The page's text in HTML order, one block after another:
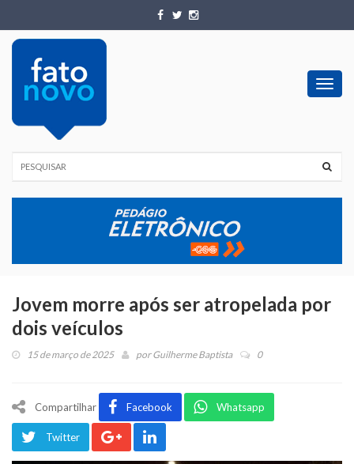
Jovem morre após ser atropelada por
dois veículos
15 de março de 2025 porGuilherme Baptista 0
Compartilhar Facebook Whatsapp
Twitter